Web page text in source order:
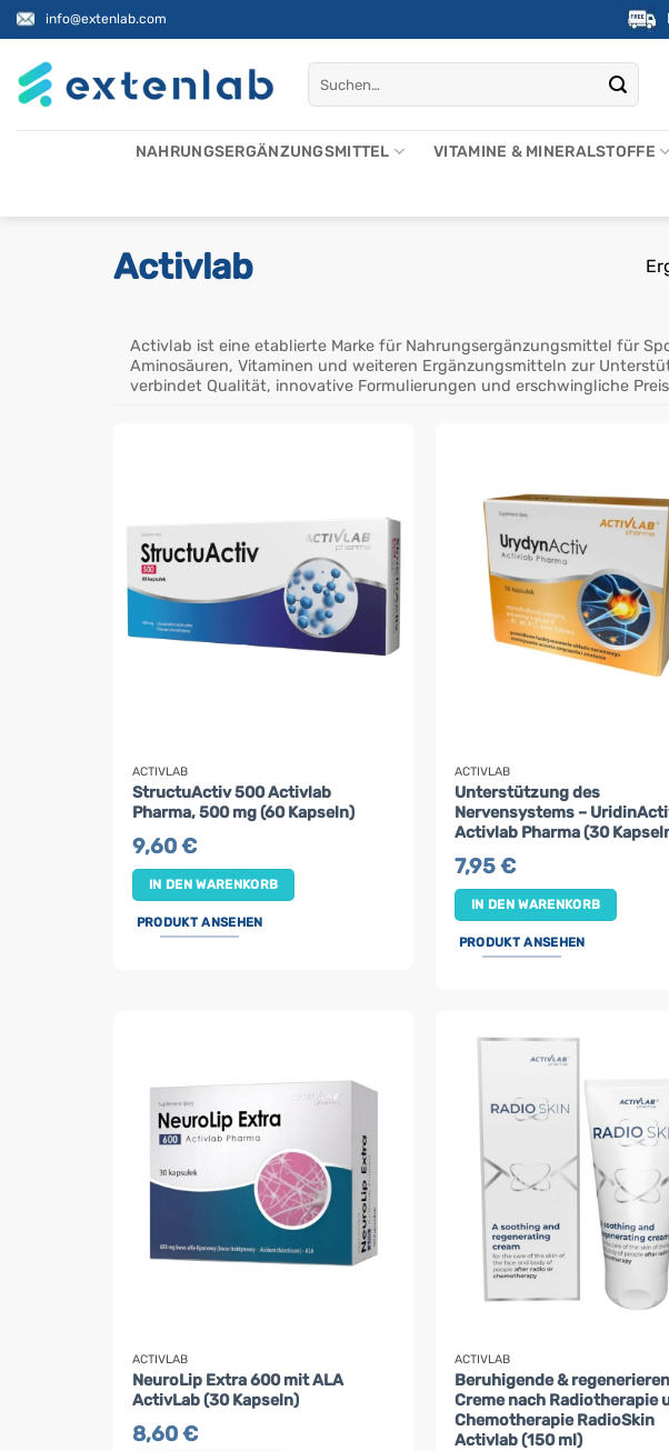
Zum
Inhalt
springen
info@extenlab.com
nach:
NAHRUNGSERGÄNZUNGSMITTEL VITAMINE & MINERALSTOFFE
Activlab
Activlab ist eine etablierte Marke für Nahrungsergänzungsmittel für
Aminosäuren, Vitaminen und weiteren Ergänzungsmitteln zur
verbindet Qualität, innovative Formulierungen und erschwingliche
ACTIVLAB
StructuActiv 500 Activlab
Pharma, 500 mg (60 Kapseln)
9,60€
IN DEN WARENKORB
PRODUKT ANSEHEN
ACTIVLAB
Unterstützung des
Nervensystems –
Activlab Pharma (30
7,95€
IN DEN WARENKORB
PRODUKT ANSEHEN
ACTIVLAB
NeuroLip Extra 600 mit ALA
ActivLab (30 Kapseln)
8,60€
ACTIVLAB
Beruhigende &
Creme nach Radiotherapie
Chemotherapie RadioSkin
Activlab (150 ml)